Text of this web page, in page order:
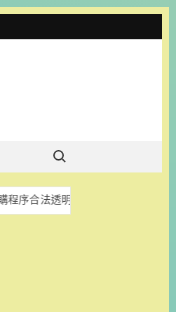
Search for:
盼司法釐清真相